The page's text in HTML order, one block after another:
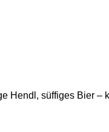
Hendl, süffiges Bier –